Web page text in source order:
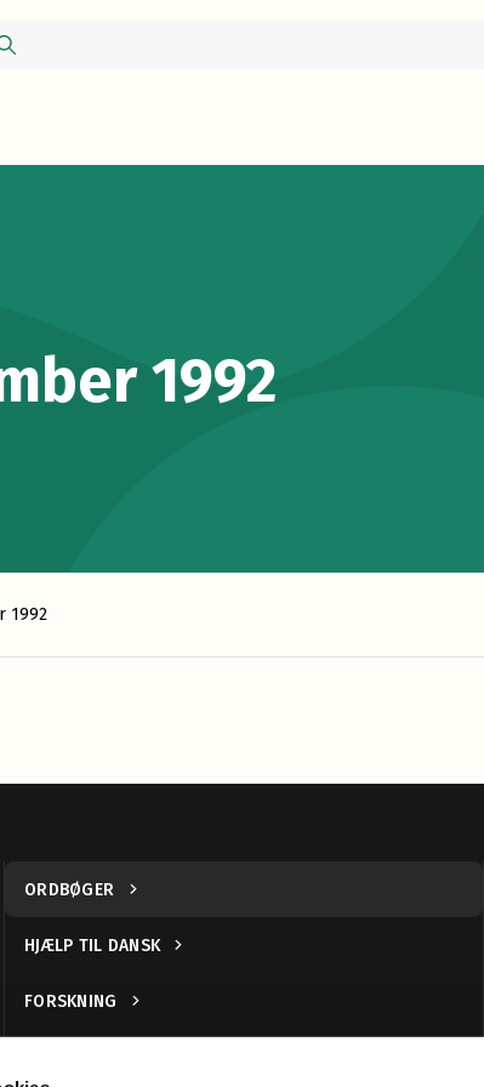
1992
1992
ORDBØGER
HJÆLP TIL DANSK
FORSKNING